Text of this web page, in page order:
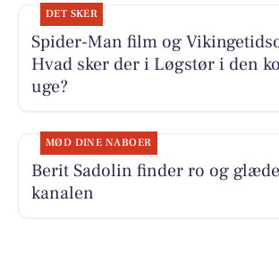
DET SKER
Spider-Man film og
Hvad sker der i Løgstør i den
uge?
MØD DINE NABOER
Berit Sadolin finder ro og
kanalen